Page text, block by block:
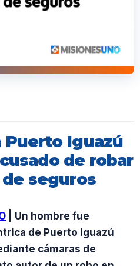
Iguazú
de robar
seguros
| Un hombre fue
de Puerto Iguazú
cámaras de